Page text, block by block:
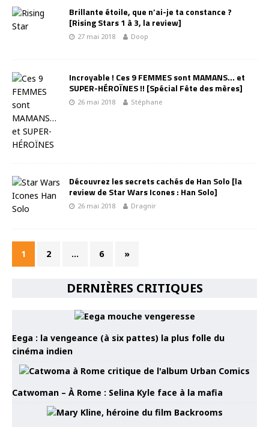
Brillante étoile, que n’ai-je ta constance ?
[Rising Stars 1 à 3, la review]
27 mai 2018 Doop
Incroyable ! Ces 9 FEMMES sont MAMANS… et
SUPER-HÉROÏNES !! [Spécial Fête des mères]
26 mai 2018 Stéphane
Découvrez les secrets cachés de Han Solo [la
review de Star Wars Icones : Han Solo]
26 mai 2018 Dragnir
1 2 … 6 »
DERNIÈRES CRITIQUES
Eega : la vengeance (à six pattes) la plus folle du
cinéma indien
Catwoman – À Rome : Selina Kyle face à la mafia